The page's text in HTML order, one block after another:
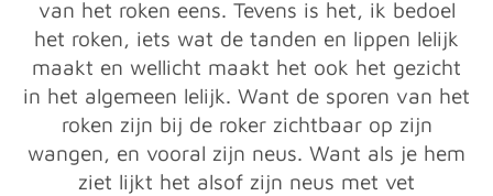
van het roken eens. Tevens is het, ik bedoel
het roken, iets wat de tanden en lippen lelijk
maakt en wellicht maakt het ook het gezicht
in het algemeen lelijk. Want de sporen van het
roken zijn bij de roker zichtbaar op zijn
wangen, en vooral zijn neus. Want als je hem
ziet lijkt het alsof zijn neus met vet